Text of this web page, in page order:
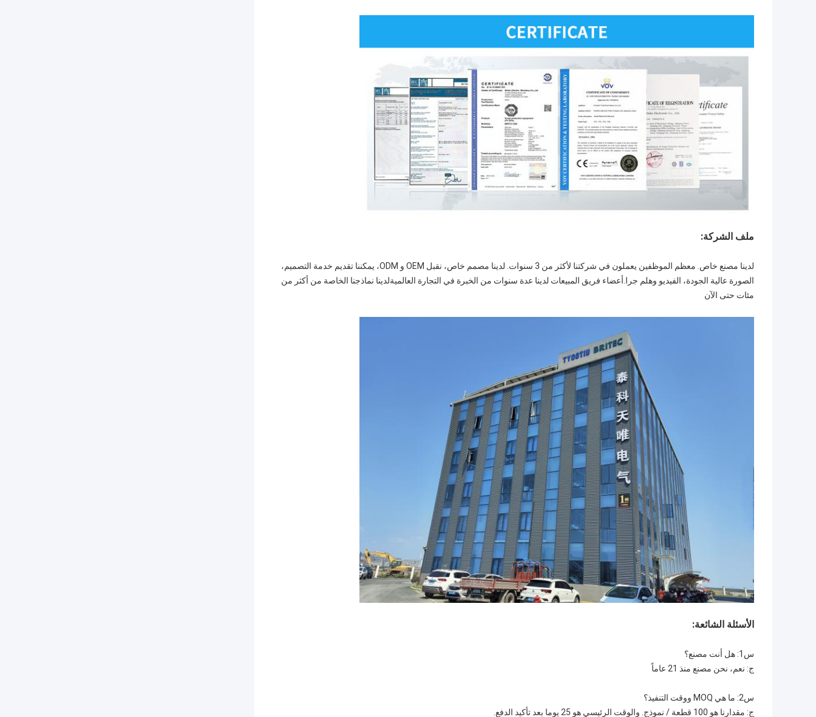
ملف الشركة:
لدينا مصنع خاص. معظم الموظفين يعملون في شركتنا لأكثر من 3 سنوات. لدينا مصمم خاص، نقبل OEM و ODM، يمكننا تقديم خدمة التصميم،
الصورة عالية الجودة، الفيديو وهلم جرا.أعضاء فريق المبيعات لدينا عدة سنوات من الخبرة في التجارة العالميةلدينا نماذجنا الخاصة من أكثر من
مئات حتى الآن
الأسئلة الشائعة:
س1: هل أنت مصنع؟
ج: نعم، نحن مصنع منذ 21 عاماً
س2: ما هي MOQ ووقت التنفيذ؟
ج: مقدارنا هو 100 قطعة / نموذج. والوقت الرئيسي هو 25 يوما بعد تأكيد الدفع.